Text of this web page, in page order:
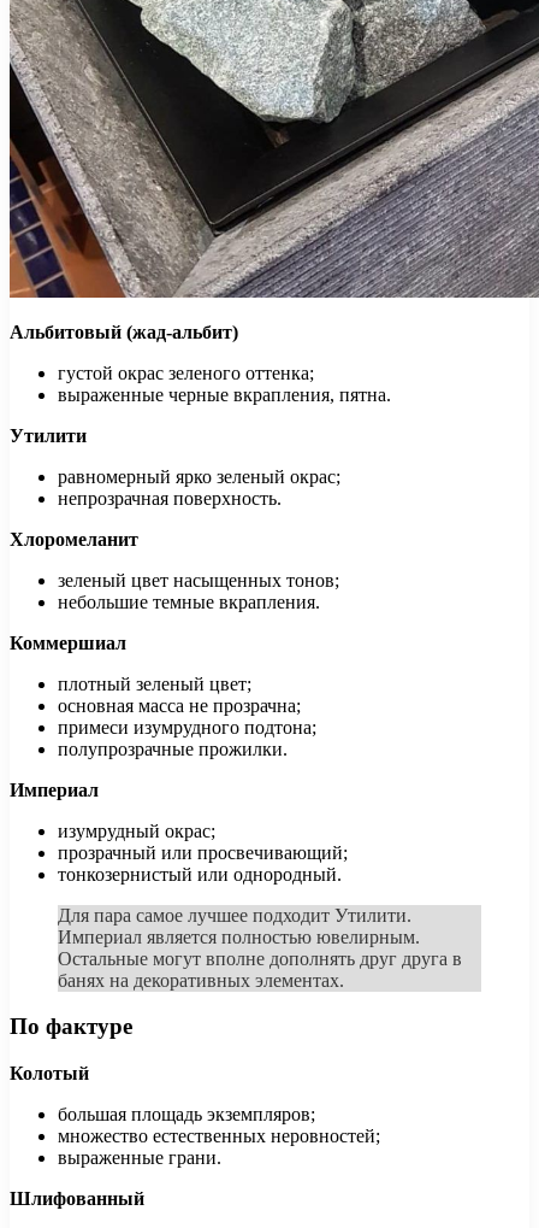
Альбитовый (жад-альбит)
густой окрас зеленого оттенка;
выраженные черные вкрапления, пятна.
Утилити
равномерный ярко зеленый окрас;
непрозрачная поверхность.
Хлоромеланит
зеленый цвет насыщенных тонов;
небольшие темные вкрапления.
Коммершиал
плотный зеленый цвет;
основная масса не прозрачна;
примеси изумрудного подтона;
полупрозрачные прожилки.
Империал
изумрудный окрас;
прозрачный или просвечивающий;
тонкозернистый или однородный.
Для пара самое лучшее подходит Утилити.
Империал является полностью ювелирным.
Остальные могут вполне дополнять друг друга в
банях на декоративных элементах.
По фактуре
Колотый
большая площадь экземпляров;
множество естественных неровностей;
выраженные грани.
Шлифованный